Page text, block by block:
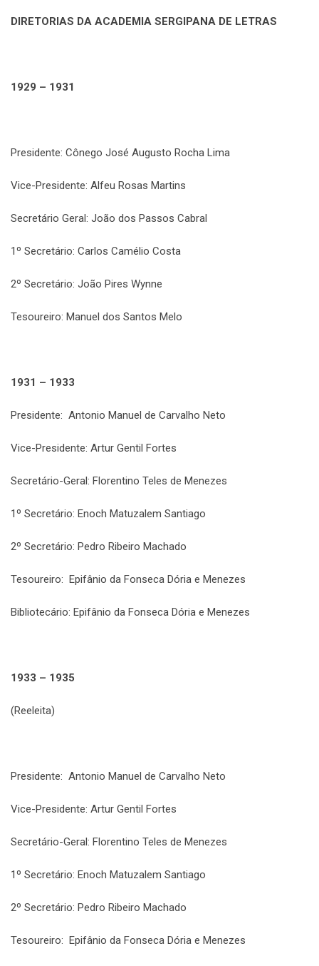
DIRETORIAS DA ACADEMIA SERGIPANA DE LETRAS
1929 – 1931
Presidente: Cônego José Augusto Rocha Lima
Vice-Presidente: Alfeu Rosas Martins
Secretário Geral: João dos Passos Cabral
1º Secretário: Carlos Camélio Costa
2º Secretário: João Pires Wynne
Tesoureiro: Manuel dos Santos Melo
1931 – 1933
Presidente: Antonio Manuel de Carvalho Neto
Vice-Presidente: Artur Gentil Fortes
Secretário-Geral: Florentino Teles de Menezes
1º Secretário: Enoch Matuzalem Santiago
2º Secretário: Pedro Ribeiro Machado
Tesoureiro: Epifânio da Fonseca Dória e Menezes
Bibliotecário: Epifânio da Fonseca Dória e Menezes
1933 – 1935
(Reeleita)
Presidente: Antonio Manuel de Carvalho Neto
Vice-Presidente: Artur Gentil Fortes
Secretário-Geral: Florentino Teles de Menezes
1º Secretário: Enoch Matuzalem Santiago
2º Secretário: Pedro Ribeiro Machado
Tesoureiro: Epifânio da Fonseca Dória e Menezes